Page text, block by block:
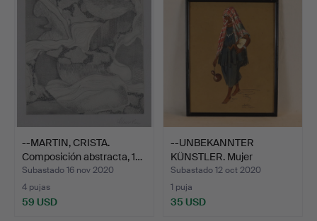
--MARTIN, CRISTA.
Composición abstracta, 1…
Subastado 16 nov 2020
4 pujas
59 USD
--UNBEKANNTER
KÜNSTLER. Mujer
marroquí con…
Subastado 12 oct 2020
1 puja
35 USD